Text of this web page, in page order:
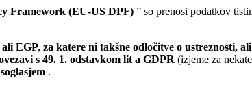
Framework (EU-US DPF) ” so prenosi podatkov
EGP, za katere ni takšne odločitve o ustreznosti,
s 49. 1. odstavkom lit a GDPR (izjeme za
.